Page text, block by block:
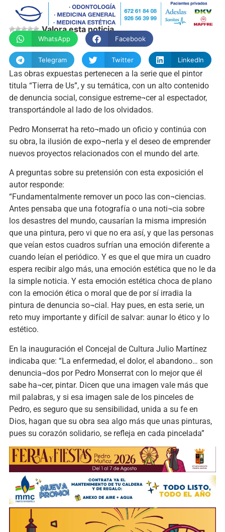
Valora esta noticia
WhatsApp Facebook
Telegram Twitter LinkedIn
Las obras expuestas pertenecen a la serie que el pintor
titula “Tierra de Us”, y su temática, con un alto contenido
de denuncia social, consigue estreme¬cer al espectador,
transportándole al lado de los olvidados.
Pedro Monserrat ha reto¬mado un oficio y continúa con
su obra, la ilusión de expo¬nerla y el deseo de emprender
nuevos proyectos relacionados con el mundo del arte.
A preguntas sobre su pretensión con esta exposición el
autor responde:
“Fundamentalmente remover un poco las con¬ciencias.
Antes pensaba que una fotografía o una noti¬cia sobre
los desastres del mundo, causarían la misma impresión
que una pintura, pero vi que no era así, y que las personas
que veían estos cuadros sufrían una emoción diferente a
cuando leían el periódico. Y es que el que mira un cuadro
espera recibir algo más, una emoción estética que no le da
la simple noticia. Y esta emoción estética choca de plano
con la emoción ética o moral que de por sí irradia la
pintura de denuncia so¬cial. Hay pues, en esta serie, un
reto muy importante y difícil de salvar: aunar lo ético y lo
estético.
En la inauguración el Concejal de Cultura Julio Martínez
indicaba que: “La enfermedad, el dolor, el abandono… son
denuncia¬dos por Pedro Monserrat con lo mejor que él
sabe ha¬cer, pintar. Dicen que una imagen vale más que
mil palabras, y si esa imagen sale de los pinceles de
Pedro, es seguro que su sensibilidad, unida a su fe en
Dios, hagan que su obra sea algo más que unas pinturas,
pues su corazón solidario, se refleja en cada pincelada”